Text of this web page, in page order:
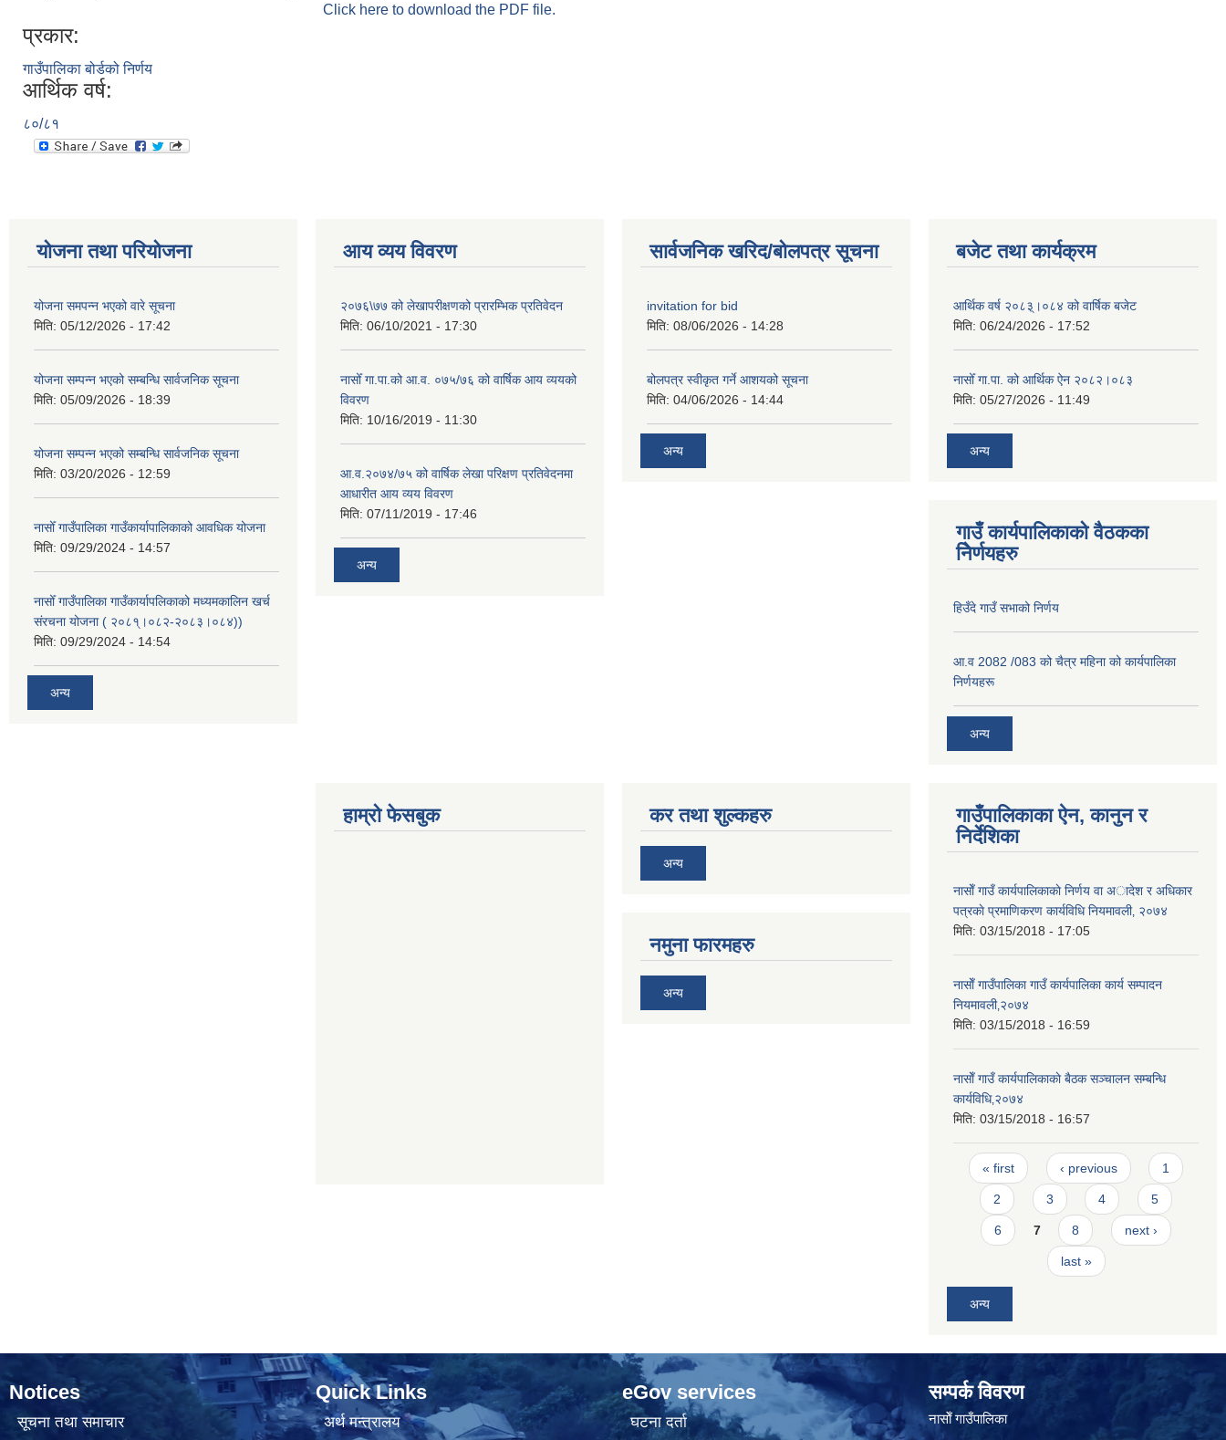
Click here to download the PDF file.
प्रकार:
गाउँपालिका बोर्डको निर्णय
आर्थिक वर्ष:
८०/८१
योजना तथा परियोजना
योजना समपन्न भएको वारे सूचना
मिति: 05/12/2026 - 17:42
योजना सम्पन्न भएको सम्बन्धि सार्वजनिक सूचना
मिति: 05/09/2026 - 18:39
योजना सम्पन्न भएको सम्बन्धि सार्वजनिक सूचना
मिति: 03/20/2026 - 12:59
नासोँ गाउँपालिका गाउँकार्यापालिकाको आवधिक योजना
मिति: 09/29/2024 - 14:57
नासोँ गाउँपालिका गाउँकार्यापलिकाको मध्यमकालिन खर्च
संरचना योजना ( २०८१्।०८२-२०८३।०८४))
मिति: 09/29/2024 - 14:54
अन्य
आय व्यय विवरण
२०७६\७७ को लेखापरीक्षणको प्रारम्भिक प्रतिवेदन
मिति: 06/10/2021 - 17:30
नासोँ गा.पा.को आ.व. ०७५/७६ को वार्षिक आय व्ययको
विवरण
मिति: 10/16/2019 - 11:30
आ.व.२०७४/७५ को वार्षिक लेखा परिक्षण प्रतिवेदनमा
आधारीत आय व्यय विवरण
मिति: 07/11/2019 - 17:46
अन्य
सार्वजनिक खरिद/बोलपत्र सूचना
invitation for bid
मिति: 08/06/2026 - 14:28
बोलपत्र स्वीकृत गर्ने आशयको सूचना
मिति: 04/06/2026 - 14:44
अन्य
बजेट तथा कार्यक्रम
आर्थिक वर्ष २०८३्।०८४ को वार्षिक बजेट
मिति: 06/24/2026 - 17:52
नासोँ गा.पा. को आर्थिक ऐन २०८२।०८३
मिति: 05/27/2026 - 11:49
अन्य
गाउँ कार्यपालिकाको वैठकका
निेर्णयहरु
हिउँदे गाउँ सभाको निर्णय
आ.व 2082 /083 को चैत्र महिना को कार्यपालिका
निर्णयहरू
अन्य
हाम्रो फेसबुक कर तथा शुल्कहरु
अन्य
नमुना फारमहरु
अन्य
गाउँपालिकाका ऐन, कानुन र
निर्देशिका
नासाेँ गाउँ कार्यपालिकाकाे निर्णय वा अादेश र अधिकार
पत्रकाे प्रमाणिकरण कार्यविधि नियमावली‚ २०७४
मिति: 03/15/2018 - 17:05
नासाेँ गाउँपालिका गाउँ कार्यपालिका कार्य सम्पादन
नियमावली‚२०७४
मिति: 03/15/2018 - 16:59
नासाेँ गाउँ कार्यपालिकाकाे बैठक सञ्चालन सम्बन्धि
कार्यविधि‚२०७४
मिति: 03/15/2018 - 16:57
Pages
« first ‹ previous 1
2 3 4 5
6 7 8 next ›
last »
अन्य
Notices
सूचना तथा समाचार
Quick Links
अर्थ मन्त्रालय
eGov services
घटना दर्ता
सम्पर्क विवरण
नासाेँ गाउँपालिका